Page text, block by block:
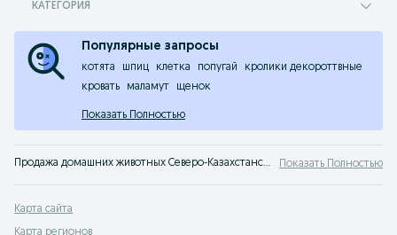
КАТЕГОРИЯ
Популярные запросы
котята шпиц клетка попугай
кролики декороттвные
кровать
маламут щенок
Показать Полностью
Продажа домашних животных Северо-Казахстанская область. Заведи друга прямо сейчас! На сервисе объявлений OLX Северо-Казахстанская область легко и быстро можно купить питомца. Показать Полностью
Карта сайта
Карта регионов